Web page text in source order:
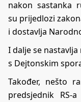
nakon sastanka
su prijedlozi
i dostavlja
I dalje se
s Dejtonskim
Također, nešto
predsjednik